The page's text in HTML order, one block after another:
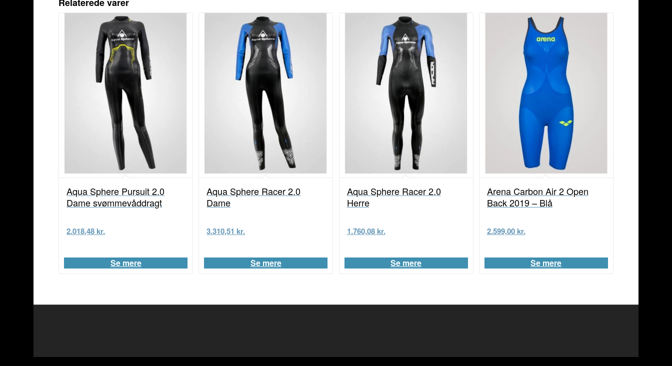
Aqua Sphere Pursuit 2.0
Dame svømmevåddragt
2.018,48 kr.
Se mere
Aqua Sphere Racer 2.0
Dame
3.310,51 kr.
Se mere
Aqua Sphere Racer 2.0
Herre
1.760,08 kr.
Se mere
Arena Carbon Air 2 Open
Back 2019 – Blå
2.599,00 kr.
Se mere